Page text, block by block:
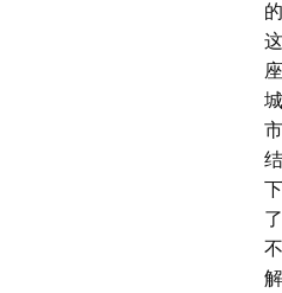
的
这
座
城
市
结
下
了
不
解